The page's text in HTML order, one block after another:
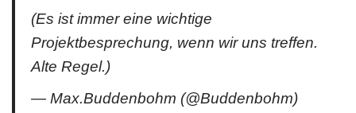
(Es ist immer eine wichtige
Projektbesprechung, wenn wir uns treffen.
Alte Regel.)
— Max.Buddenbohm (@Buddenbohm)